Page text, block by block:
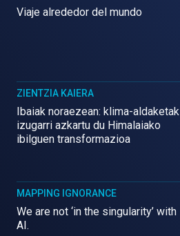
Viaje alrededor del mundo
ZIENTZIA KAIERA
Ibaiak noraezean: klima-aldaketak
izugarri azkartu du Himalaiako
ibilguen transformazioa
MAPPING IGNORANCE
We are not ‘in the singularity’ with
AI.